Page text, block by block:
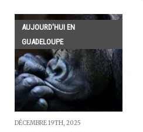
AUJOURD'HUI EN
GUADELOUPE
DÉCEMBRE 19TH, 2025